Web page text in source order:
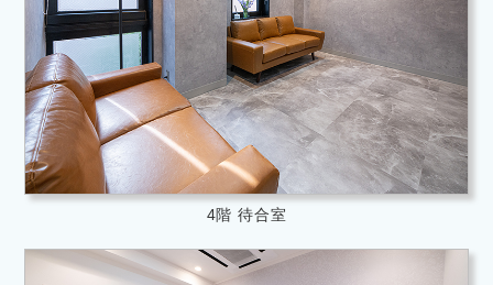
4階 待合室